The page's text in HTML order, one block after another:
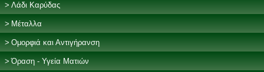
Λάδι Καρύδας
Μέταλλα
Ομορφιά και Αντιγήρανση
Όραση - Υγεία Ματιών